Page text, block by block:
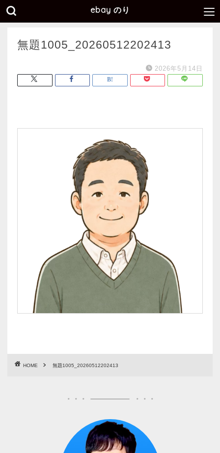
ebay のり
無題1005_20260512202413
2026年5月14日
HOME 無題1005_20260512202413